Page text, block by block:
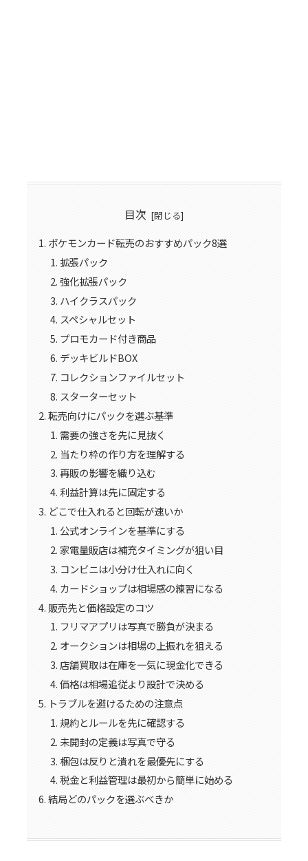
目次
ポケモンカード転売のおすすめパック8選
拡張パック
強化拡張パック
ハイクラスパック
スペシャルセット
プロモカード付き商品
デッキビルドBOX
コレクションファイルセット
スターターセット
転売向けにパックを選ぶ基準
需要の強さを先に見抜く
当たり枠の作り方を理解する
再販の影響を織り込む
利益計算は先に固定する
どこで仕入れると回転が速いか
公式オンラインを基準にする
家電量販店は補充タイミングが狙い目
コンビニは小分け仕入れに向く
カードショップは相場感の練習になる
販売先と価格設定のコツ
フリマアプリは写真で勝負が決まる
オークションは相場の上振れを狙える
店舗買取は在庫を一気に現金化できる
価格は相場追従より設計で決める
トラブルを避けるための注意点
規約とルールを先に確認する
未開封の定義は写真で守る
梱包は反りと潰れを最優先にする
税金と利益管理は最初から簡単に始める
結局どのパックを選ぶべきか